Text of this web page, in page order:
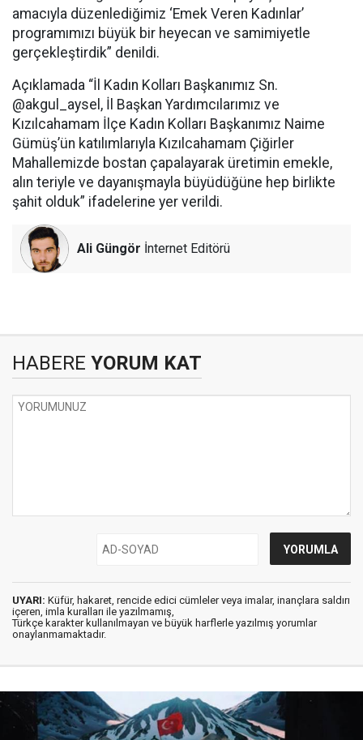
amacıyla düzenlediğimiz ‘Emek Veren Kadınlar’
programımızı büyük bir heyecan ve samimiyetle
gerçekleştirdik” denildi.
Açıklamada “İl Kadın Kolları Başkanımız Sn.
@akgul_aysel, İl Başkan Yardımcılarımız ve
Kızılcahamam İlçe Kadın Kolları Başkanımız Naime
Gümüş’ün katılımlarıyla Kızılcahamam Çiğirler
Mahallemizde bostan çapalayarak üretimin emekle,
alın teriyle ve dayanışmayla büyüdüğüne hep birlikte
şahit olduk” ifadelerine yer verildi.
Ali Güngör İnternet Editörü
HABERE YORUM KAT
UYARI: Küfür, hakaret, rencide edici cümleler veya imalar, inançlara saldırı
içeren, imla kuralları ile yazılmamış,
Türkçe karakter kullanılmayan ve büyük harflerle yazılmış yorumlar
onaylanmamaktadır.